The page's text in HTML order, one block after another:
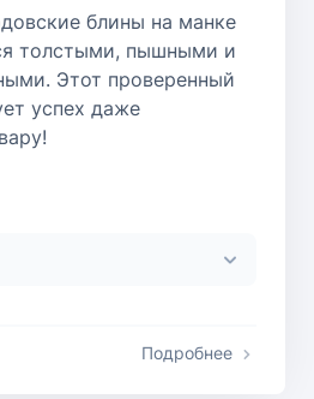
блины на манке
толстыми, пышными и
Этот проверенный
успех даже
Подробнее